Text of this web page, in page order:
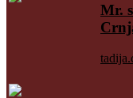
Mr.